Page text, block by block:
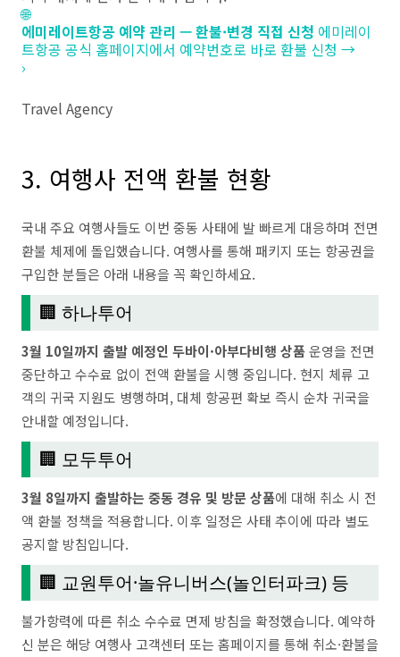
🌐
에미레이트항공 예약 관리 — 환불·변경 직접 신청 에미레이
트항공 공식 홈페이지에서 예약번호로 바로 환불 신청 →
›
Travel Agency
3. 여행사 전액 환불 현황
국내 주요 여행사들도 이번 중동 사태에 발 빠르게 대응하며 전면
환불 체제에 돌입했습니다. 여행사를 통해 패키지 또는 항공권을
구입한 분들은 아래 내용을 꼭 확인하세요.
🏢 하나투어
3월 10일까지 출발 예정인 두바이·아부다비행 상품운영을 전면
중단하고 수수료 없이 전액 환불을 시행 중입니다. 현지 체류 고
객의 귀국 지원도 병행하며, 대체 항공편 확보 즉시 순차 귀국을
안내할 예정입니다.
🏢 모두투어
3월 8일까지 출발하는 중동 경유 및 방문 상품에 대해 취소 시 전
액 환불 정책을 적용합니다. 이후 일정은 사태 추이에 따라 별도
공지할 방침입니다.
🏢 교원투어·놀유니버스(놀인터파크) 등
불가항력에 따른 취소 수수료 면제 방침을 확정했습니다. 예약하
신 분은 해당 여행사 고객센터 또는 홈페이지를 통해 취소·환불을